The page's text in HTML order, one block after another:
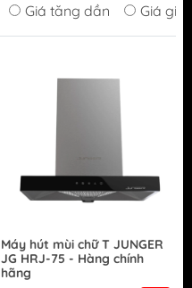
Giá tăng dần Giá
Máy hút mùi chữ T JUNGER
JG HRJ-75 - Hàng chính
hãng